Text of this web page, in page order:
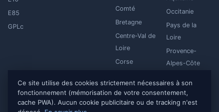
E85
GPLc
Comté
Bretagne
Centre-Val de
Loire
Corse
Hauts-de-
France
Occitanie
Pays de la
Loire
Provence-
Alpes-Côte
Ce site utilise des cookies strictement nécessaires à son
fonctionnement (mémorisation de votre consentement,
cache PWA). Aucun cookie publicitaire ou de tracking n'est